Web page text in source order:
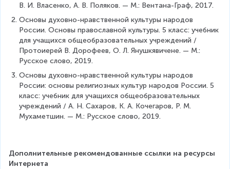
В. И. Власенко, А. В. Поляков. — М.: Вентана-Граф, 2017.
Основы духовно-нравственной культуры народов
России. Основы православной культуры. 5 класс: учебник
для учащихся общеобразовательных учреждений /
Протоиерей В. Дорофеев, О. Л. Янушкявичене. — М.:
Русское слово, 2019.
Основы духовно-нравственной культуры народов
России: основы религиозных культур народов России. 5
класс: учебник для учащихся общеобразовательных
учреждений / А. Н. Сахаров, К. А. Кочегаров, Р. М.
Мухаметшин. — М.: Русское слово, 2019.
Дополнительные рекомендованные ссылки на ресурсы
Интернета